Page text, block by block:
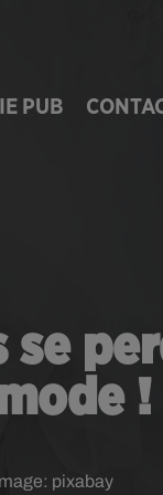
PUB
se
!
pixabay